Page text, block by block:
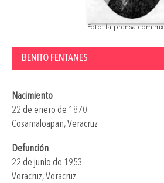
Foto: la-prensa.com.mx
BENITO FENTANES
Nacimiento
22 de enero de 1870
Cosamaloapan, Veracruz
Defunción
22 de junio de 1953
Veracruz, Veracruz